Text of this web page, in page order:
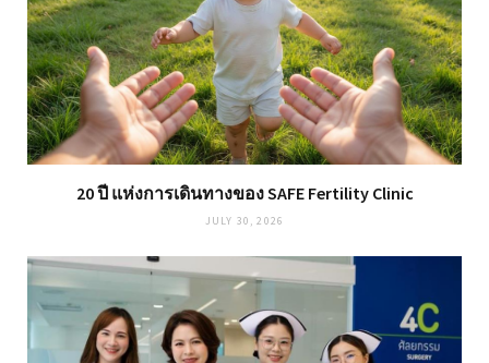
20 ปี แห่งการเดินทางของ SAFE Fertility Clinic
JULY 30, 2026